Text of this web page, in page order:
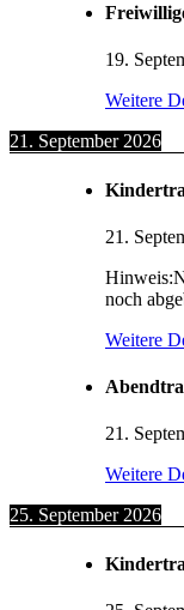
19.
Weitere
21. September 2026
21.
noch
Weitere
21.
Weitere
25. September 2026